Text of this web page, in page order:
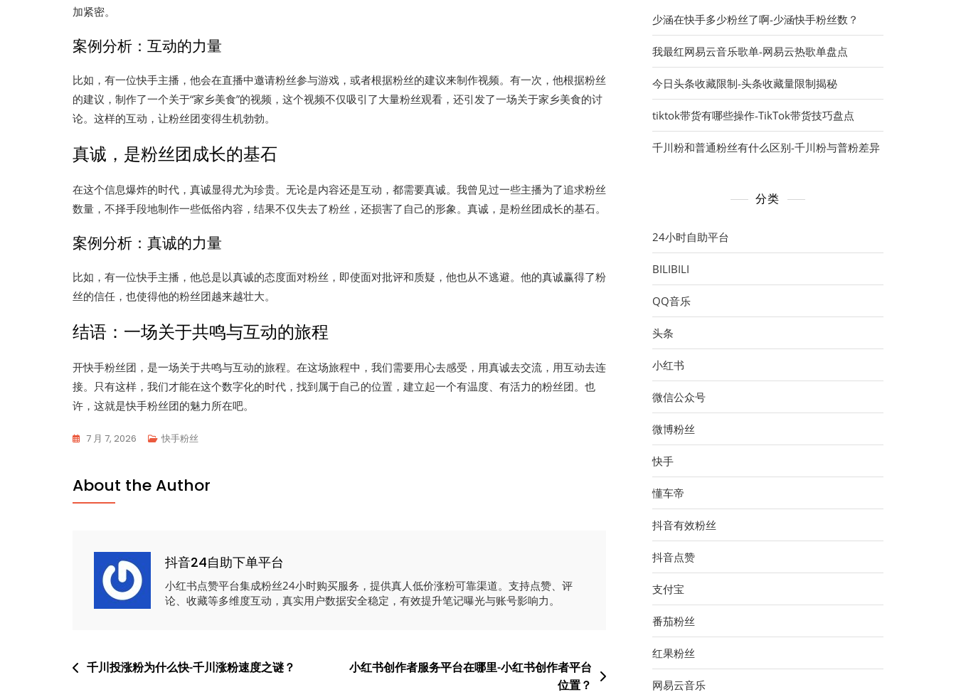
加紧密。
案例分析：互动的力量
比如，有一位快手主播，他会在直播中邀请粉丝参与游戏，或者根据粉丝的建议来制作视频。有一次，他根据粉丝
的建议，制作了一个关于“家乡美食”的视频，这个视频不仅吸引了大量粉丝观看，还引发了一场关于家乡美食的讨
论。这样的互动，让粉丝团变得生机勃勃。
真诚，是粉丝团成长的基石
在这个信息爆炸的时代，真诚显得尤为珍贵。无论是内容还是互动，都需要真诚。我曾见过一些主播为了追求粉丝
数量，不择手段地制作一些低俗内容，结果不仅失去了粉丝，还损害了自己的形象。真诚，是粉丝团成长的基石。
案例分析：真诚的力量
比如，有一位快手主播，他总是以真诚的态度面对粉丝，即使面对批评和质疑，他也从不逃避。他的真诚赢得了粉
丝的信任，也使得他的粉丝团越来越壮大。
结语：一场关于共鸣与互动的旅程
开快手粉丝团，是一场关于共鸣与互动的旅程。在这场旅程中，我们需要用心去感受，用真诚去交流，用互动去连
接。只有这样，我们才能在这个数字化的时代，找到属于自己的位置，建立起一个有温度、有活力的粉丝团。也
许，这就是快手粉丝团的魅力所在吧。
7 月 7, 2026 快手粉丝
About the Author
抖音24自助下单平台
小红书点赞平台集成粉丝24小时购买服务，提供真人低价涨粉可靠渠道。支持点赞、评
论、收藏等多维度互动，真实用户数据安全稳定，有效提升笔记曝光与账号影响力。
文千川投涨粉为什么快-千川涨粉速度之谜？
小红书创作者服务平台在哪里-小红书创作者平台
位置？
少涵在快手多少粉丝了啊-少涵快手粉丝数？
我最红网易云音乐歌单-网易云热歌单盘点
今日头条收藏限制-头条收藏量限制揭秘
tiktok带货有哪些操作-TikTok带货技巧盘点
千川粉和普通粉丝有什么区别-千川粉与普粉差异
分类
24小时自助平台
BILIBILI
QQ音乐
头条
小红书
微信公众号
微博粉丝
快手
懂车帝
抖音有效粉丝
抖音点赞
支付宝
番茄粉丝
红果粉丝
网易云音乐